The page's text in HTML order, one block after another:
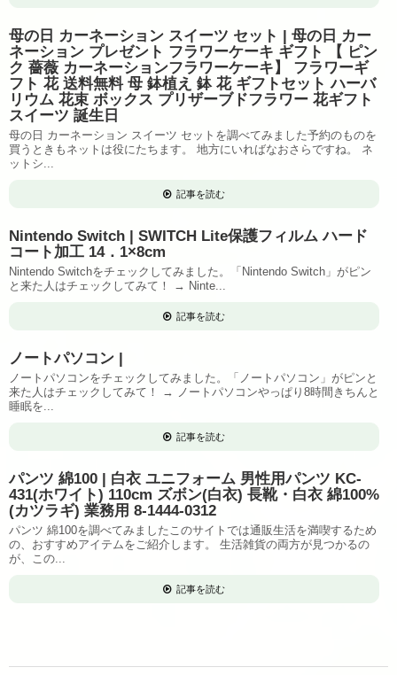
母の日 カーネーション スイーツ セット | 母の日 カー
ネーション プレゼント フラワーケーキ ギフト 【 ピン
ク 薔薇 カーネーションフラワーケーキ】 フラワーギ
フト 花 送料無料 母 鉢植え 鉢 花 ギフトセット ハーバ
リウム 花束 ボックス プリザーブドフラワー 花ギフト
スイーツ 誕生日
母の日 カーネーション スイーツ セットを調べてみました予約のものを
買うときもネットは役にたちます。 地方にいればなおさらですね。 ネ
ットシ...
記事を読む
Nintendo Switch | SWITCH Lite保護フィルム ハード
コート加工 14．1×8cm
Nintendo Switchをチェックしてみました。「Nintendo Switch」がピン
と来た人はチェックしてみて！ → Ninte...
記事を読む
ノートパソコン |
ノートパソコンをチェックしてみました。「ノートパソコン」がピンと
来た人はチェックしてみて！ → ノートパソコンやっぱり8時間きちんと
睡眠を...
記事を読む
パンツ 綿100 | 白衣 ユニフォーム 男性用パンツ KC-
431(ホワイト) 110cm ズボン(白衣) 長靴・白衣 綿100%
(カツラギ) 業務用 8-1444-0312
パンツ 綿100を調べてみましたこのサイトでは通販生活を満喫するため
の、おすすめアイテムをご紹介します。 生活雑貨の両方が見つかるの
が、この...
記事を読む